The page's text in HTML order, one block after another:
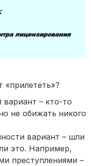
«прилететь»?
– кто-то
не обижать никого
вариант – шли
это. Например,
преступлениями –